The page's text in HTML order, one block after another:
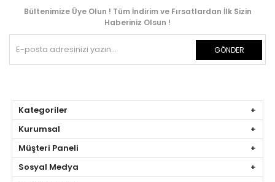
Bültenimize Üye Olun ! Tüm İndirim ve Fırsatlardan İlk Sizin
Haberiniz Olsun !
GÖNDER
Kategoriler
Kurumsal
Müşteri Paneli
Sosyal Medya